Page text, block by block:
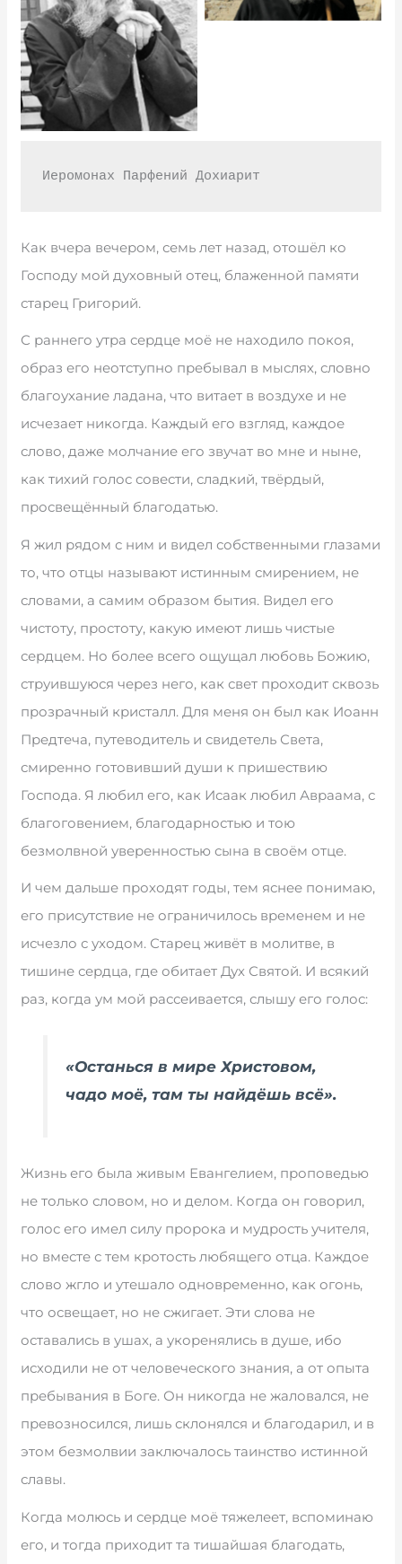
Иеромонах Парфений Дохиарит
Как вчера вечером, семь лет назад, отошёл ко
Господу мой духовный отец, блаженной памяти
старец Григорий.
С раннего утра сердце моё не находило покоя,
образ его неотступно пребывал в мыслях, словно
благоухание ладана, что витает в воздухе и не
исчезает никогда. Каждый его взгляд, каждое
слово, даже молчание его звучат во мне и ныне,
как тихий голос совести, сладкий, твёрдый,
просвещённый благодатью.
Я жил рядом с ним и видел собственными глазами
то, что отцы называют истинным смирением, не
словами, а самим образом бытия. Видел его
чистоту, простоту, какую имеют лишь чистые
сердцем. Но более всего ощущал любовь Божию,
струившуюся через него, как свет проходит сквозь
прозрачный кристалл. Для меня он был как Иоанн
Предтеча, путеводитель и свидетель Света,
смиренно готовивший души к пришествию
Господа. Я любил его, как Исаак любил Авраама, с
благоговением, благодарностью и тою
безмолвной уверенностью сына в своём отце.
И чем дальше проходят годы, тем яснее понимаю,
его присутствие не ограничилось временем и не
исчезло с уходом. Старец живёт в молитве, в
тишине сердца, где обитает Дух Святой. И всякий
раз, когда ум мой рассеивается, слышу его голос:
«Останься в мире Христовом,
чадо моё, там ты найдёшь всё».
Жизнь его была живым Евангелием, проповедью
не только словом, но и делом. Когда он говорил,
голос его имел силу пророка и мудрость учителя,
но вместе с тем кротость любящего отца. Каждое
слово жгло и утешало одновременно, как огонь,
что освещает, но не сжигает. Эти слова не
оставались в ушах, а укоренялись в душе, ибо
исходили не от человеческого знания, а от опыта
пребывания в Боге. Он никогда не жаловался, не
превозносился, лишь склонялся и благодарил, и в
этом безмолвии заключалось таинство истинной
славы.
Когда молюсь и сердце моё тяжелеет, вспоминаю
его, и тогда приходит та тишайшая благодать,